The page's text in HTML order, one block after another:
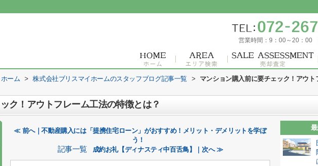
営業時間： 9：00～20：00
ーム > 株式会社ブリスマイホームのスタッフブログ記事一覧 >
マンション購入前に要チェック！アウト
ク！アウトフレーム工法の特徴とは？
≪ 前へ｜不動産購入には「提携住宅ローン」がおすすめ！メリット・デメリットを学ぼ
う！
記事一覧 成約お礼【ディナスティ中百舌鳥】｜次へ ≫